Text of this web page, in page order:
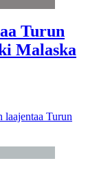
Turun
Malaska
laajentaa Turun